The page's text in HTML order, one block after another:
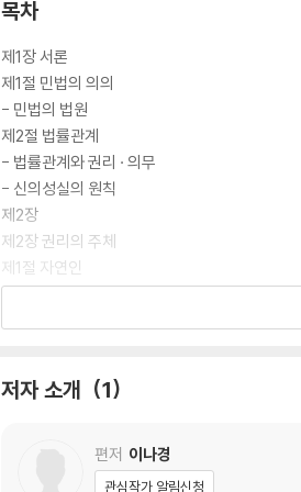
목차
제1장 서론
제1절 민법의 의의
- 민법의 법원
제2절 법률관계
- 법률관계와 권리 · 의무
- 신의성실의 원칙
제2장
제2장 권리의 주체
제1절 자연인
- 권리능력
제2절 법인
저자 소개 1
편저 이나경
관심작가 알림신청